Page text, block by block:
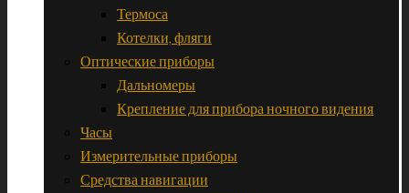
Термоса
Котелки, фляги
Оптические приборы
Дальномеры
Крепление для прибора ночного видения
Часы
Измерительные приборы
Средства навигации